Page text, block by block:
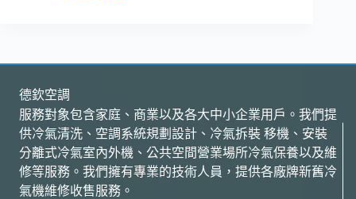
空
調、
冷
氣
保
養
安
德欽空調
服務對象包含家庭、商業以及各大中小企業用戶。我們提
供冷氣清洗、空調系統規劃設計、冷氣拆裝 移機、安裝
分離式冷氣室內外機、公共空間營業場所冷氣保養以及維
修等服務。我們擁有專業的技術人員，提供各廠牌新舊冷
氣機維修收售服務。